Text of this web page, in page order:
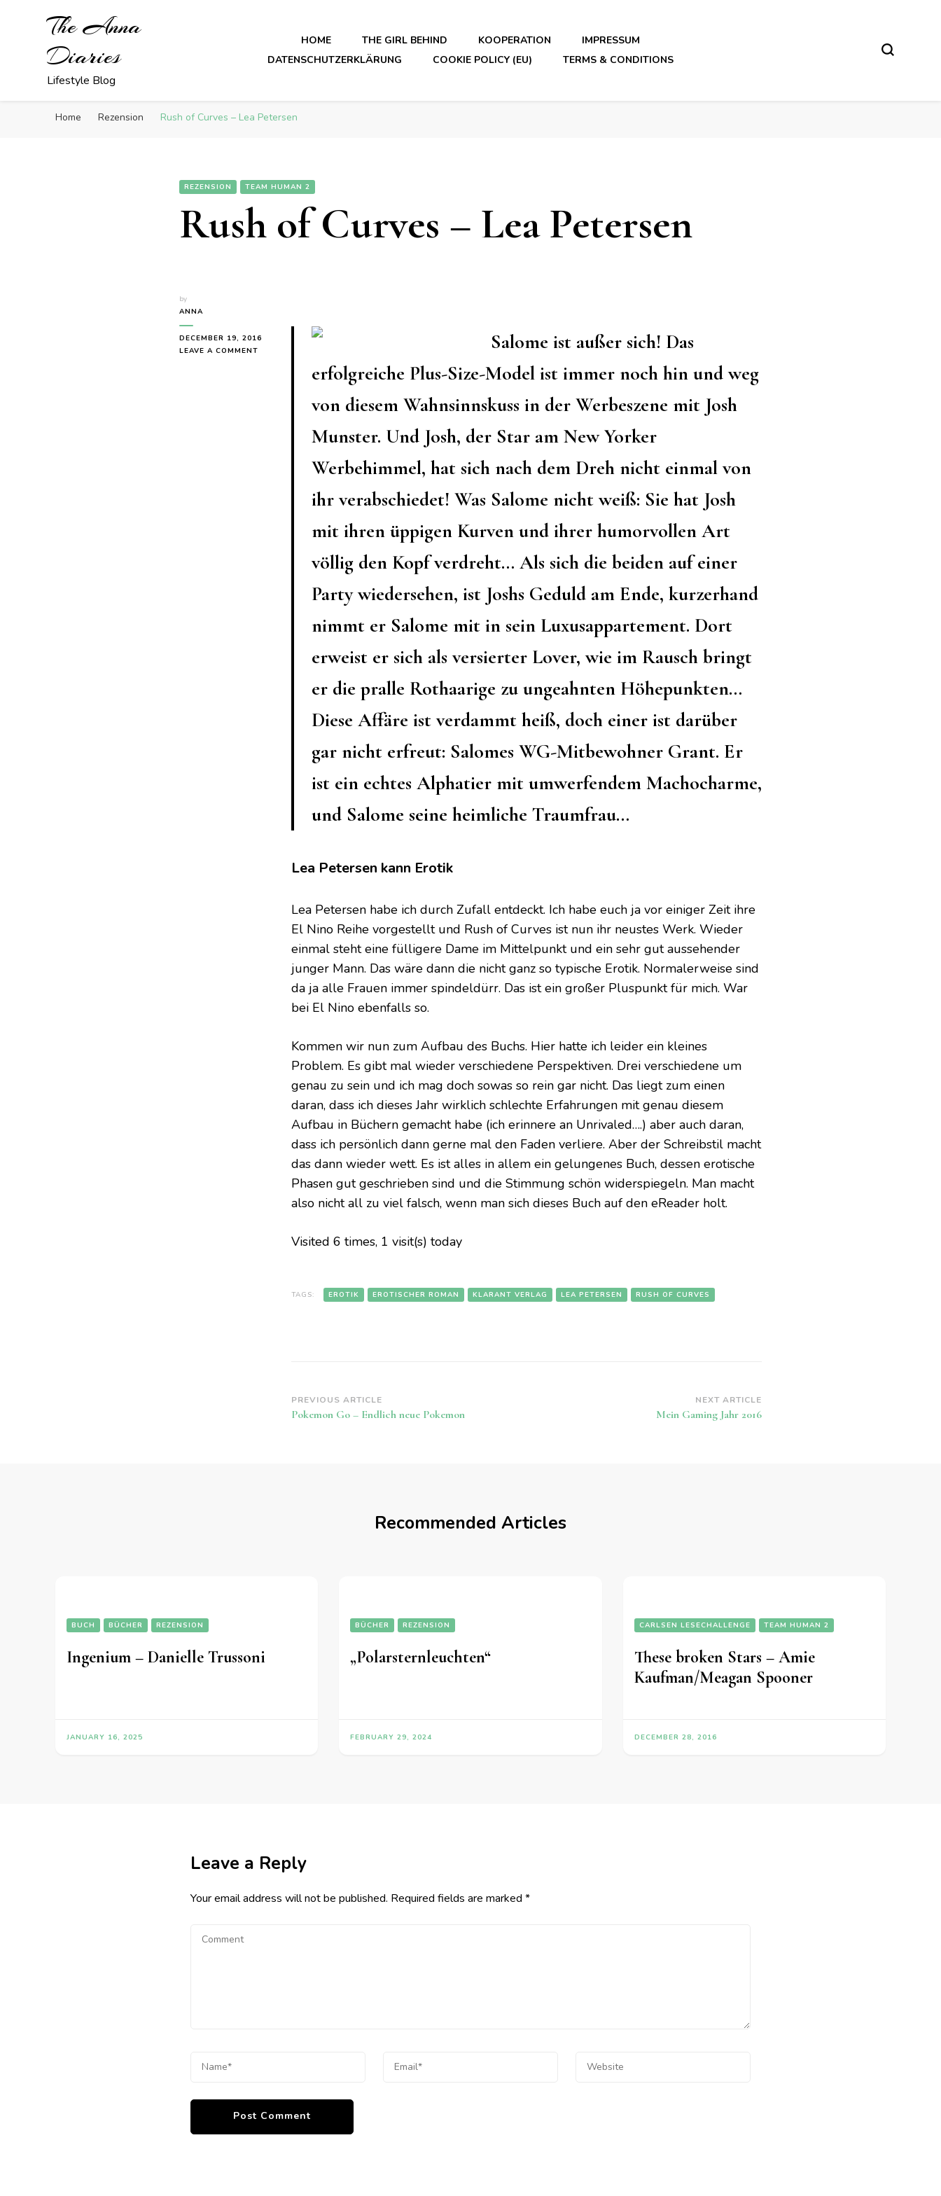
The Anna
Diaries
Lifestyle Blog
HOME THE GIRL BEHIND KOOPERATION
IMPRESSUM
DATENSCHUTZERKLÄRUNG
COOKIE POLICY (EU) TERMS & CONDITIONS
Home Rezension Rush of Curves – Lea Petersen
REZENSION TEAM HUMAN 2
Rush of Curves – Lea Petersen
by
ANNA
DECEMBER 19, 2016
LEAVE A COMMENT
Salome ist außer sich! Das
erfolgreiche Plus-Size-Model ist immer noch hin und weg
von diesem Wahnsinnskuss in der Werbeszene mit Josh
Munster. Und Josh, der Star am New Yorker
Werbehimmel, hat sich nach dem Dreh nicht einmal von
ihr verabschiedet! Was Salome nicht weiß: Sie hat Josh
mit ihren üppigen Kurven und ihrer humorvollen Art
völlig den Kopf verdreht… Als sich die beiden auf einer
Party wiedersehen, ist Joshs Geduld am Ende, kurzerhand
nimmt er Salome mit in sein Luxusappartement. Dort
erweist er sich als versierter Lover, wie im Rausch bringt
er die pralle Rothaarige zu ungeahnten Höhepunkten…
Diese Affäre ist verdammt heiß, doch einer ist darüber
gar nicht erfreut: Salomes WG-Mitbewohner Grant. Er
ist ein echtes Alphatier mit umwerfendem Machocharme,
und Salome seine heimliche Traumfrau…
Lea Petersen kann Erotik
Lea Petersen habe ich durch Zufall entdeckt. Ich habe euch ja vor einiger Zeit ihre
El Nino Reihe vorgestellt und Rush of Curves ist nun ihr neustes Werk. Wieder
einmal steht eine fülligere Dame im Mittelpunkt und ein sehr gut aussehender
junger Mann. Das wäre dann die nicht ganz so typische Erotik. Normalerweise sind
da ja alle Frauen immer spindeldürr. Das ist ein großer Pluspunkt für mich. War
bei El Nino ebenfalls so.
Kommen wir nun zum Aufbau des Buchs. Hier hatte ich leider ein kleines
Problem. Es gibt mal wieder verschiedene Perspektiven. Drei verschiedene um
genau zu sein und ich mag doch sowas so rein gar nicht. Das liegt zum einen
daran, dass ich dieses Jahr wirklich schlechte Erfahrungen mit genau diesem
Aufbau in Büchern gemacht habe (ich erinnere an Unrivaled….) aber auch daran,
dass ich persönlich dann gerne mal den Faden verliere. Aber der Schreibstil macht
das dann wieder wett. Es ist alles in allem ein gelungenes Buch, dessen erotische
Phasen gut geschrieben sind und die Stimmung schön widerspiegeln. Man macht
also nicht all zu viel falsch, wenn man sich dieses Buch auf den eReader holt.
Visited 6 times, 1 visit(s) today
TAGS: EROTIK EROTISCHER ROMAN KLARANT VERLAG LEA PETERSEN RUSH OF CURVES
Post
Navigation
PREVIOUS ARTICLE
Pokemon Go – Endlich neue Pokemon
NEXT ARTICLE
Mein Gaming Jahr 2016
Recommended Articles
BUCH BÜCHER REZENSION
Ingenium – Danielle Trussoni
JANUARY 16, 2025
BÜCHER REZENSION
„Polarsternleuchten“
FEBRUARY 29, 2024
CARLSEN LESECHALLENGE TEAM HUMAN 2
These broken Stars – Amie
Kaufman/Meagan Spooner
DECEMBER 28, 2016
Leave a Reply
Your email address will not be published. Required fields are marked *